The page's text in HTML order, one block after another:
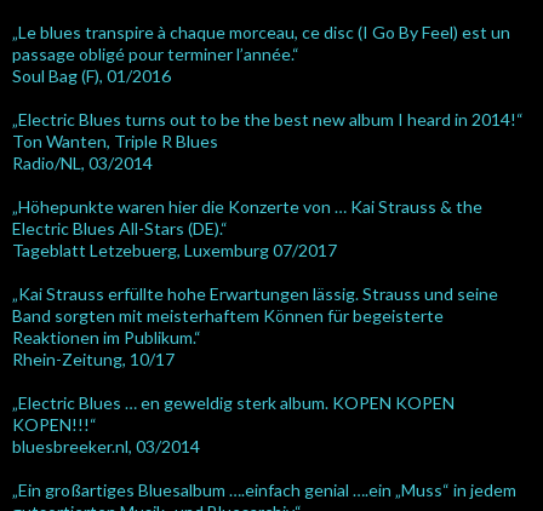
„Le blues transpire à chaque morceau, ce disc (I Go By Feel) est un
passage obligé pour terminer l’année.“
Soul Bag (F), 01/2016
„Electric Blues turns out to be the best new album I heard in 2014!“
Ton Wanten, Triple R Blues
Radio/NL, 03/2014
„Höhepunkte waren hier die Konzerte von … Kai Strauss & the
Electric Blues All-Stars (DE).“
Tageblatt Letzebuerg, Luxemburg 07/2017
„Kai Strauss erfüllte hohe Erwartungen lässig. Strauss und seine
Band sorgten mit meisterhaftem Können für begeisterte
Reaktionen im Publikum.“
Rhein-Zeitung, 10/17
„Electric Blues … en geweldig sterk album. KOPEN KOPEN
KOPEN!!!“
bluesbreeker.nl, 03/2014
„Ein großartiges Bluesalbum ….einfach genial ….ein „Muss“ in jedem